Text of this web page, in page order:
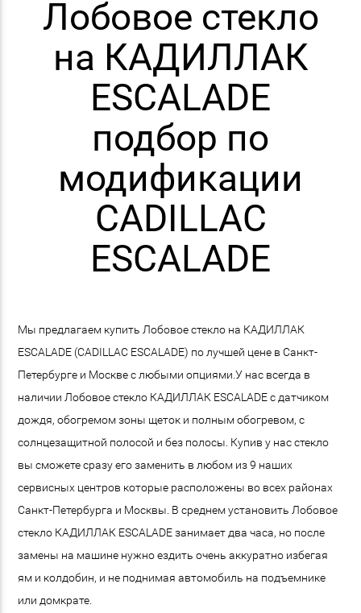
Лобовое стекло
на КАДИЛЛАК
ESCALADE
подбор по
модификации
CADILLAC
ESCALADE
Мы предлагаем купить Лобовое стекло на КАДИЛЛАК
ESCALADE (CADILLAC ESCALADE) по лучшей цене в Санкт-
Петербурге и Москве с любыми опциями.У нас всегда в
наличии Лобовое стекло КАДИЛЛАК ESCALADE с датчиком
дождя, обогремом зоны щеток и полным обогревом, с
солнцезащитной полосой и без полосы. Купив у нас стекло
вы сможете сразу его заменить в любом из 9 наших
сервисных центров которые расположены во всех районах
Санкт-Петербурга и Москвы. В среднем установить Лобовое
стекло КАДИЛЛАК ESCALADE занимает два часа, но после
замены на машине нужно ездить очень аккуратно избегая
ям и колдобин, и не поднимая автомобиль на подъемнике
или домкрате.